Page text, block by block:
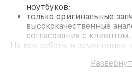
ноутбуков;
только оригинальные
высококачественные
согласования с клиентом.
На все работы и замененные
поломки по условиям